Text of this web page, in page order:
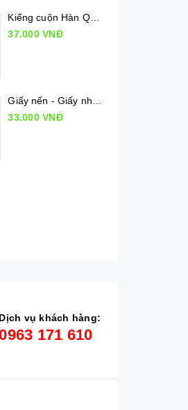
Kiếng cuộn Hàn Quốc viền đồng (50cm x 10m)
37.000 VNĐ
33.000 VNĐ
Dịch vụ khách hàng:
171 610